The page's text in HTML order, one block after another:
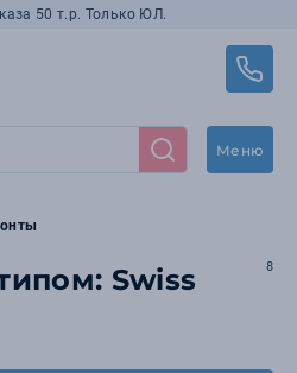
50 т.р. Только ЮЛ.
Меню
Swiss
8